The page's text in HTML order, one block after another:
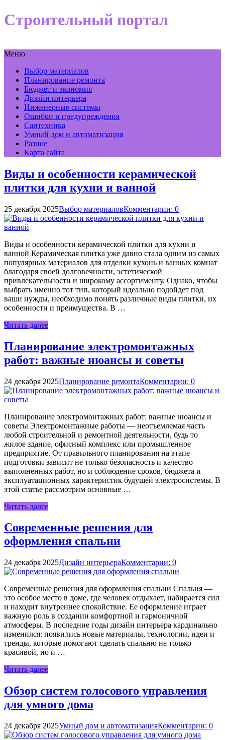
Строительный портал
Меню
Выбор материалов
Планирование ремонта
Бюджет и экономия
Дизайн интерьера
Инженерные системы
Ошибки и предупреждения
Сантехника
Умный дом и автоматизация
Разное
Карта сайта
Виды и особенности керамической
плитки для кухни и ванной
25 декабря 2025Выбор материаловКомментарии: 0
Виды и особенности керамической плитки для кухни и
ванной Керамическая плитка уже давно стала одним из самых
популярных материалов для отделки кухонь и ванных комнат
благодаря своей долговечности, эстетической
привлекательности и широкому ассортименту. Однако, чтобы
выбрать именно тот тип, который идеально подойдет под
ваши нужды, необходимо понять различные виды плитки, их
особенности и преимущества. В …
Читать далее
Планирование электромонтажных
работ: важные нюансы и советы
24 декабря 2025Планирование ремонтаКомментарии: 0
Планирование электромонтажных работ: важные нюансы и
советы Электромонтажные работы — неотъемлемая часть
любой строительной и ремонтной деятельности, будь то
жилое здание, офисный комплекс или промышленное
предприятие. От правильного планирования на этапе
подготовки зависит не только безопасность и качество
выполненных работ, но и соблюдение сроков, бюджета и
эксплуатационных характеристик будущей электросистемы. В
этой статье рассмотрим основные …
Читать далее
Современные решения для
оформления спальни
24 декабря 2025Дизайн интерьераКомментарии: 0
Современные решения для оформления спальни Спальня —
это особое место в доме, где человек отдыхает, набирается сил
и находит внутреннее спокойствие. Ее оформление играет
важную роль в создании комфортной и гармоничной
атмосферы. В последние годы дизайн интерьера кардинально
изменился: появились новые материалы, технологии, идеи и
тренды, которые помогают сделать спальню не только
красивой, но и …
Читать далее
Обзор систем голосового управления
для умного дома
24 декабря 2025Умный дом и автоматизацияКомментарии: 0